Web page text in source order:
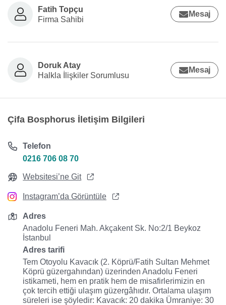
Fatih Topçu
Firma Sahibi
Mesaj
Doruk Atay
Halkla İlişkiler Sorumlusu
Mesaj
Çifa Bosphorus İletişim Bilgileri
Telefon
0216 706 08 70
Websitesi’ne Git
Instagram’da Görüntüle
Adres
Anadolu Feneri Mah. Akçakent Sk. No:2/1 Beykoz
İstanbul
Adres tarifi
Tem Otoyolu Kavacık (2. Köprü/Fatih Sultan Mehmet
Köprü güzergahından) üzerinden Anadolu Feneri
istikameti, hem en pratik hem de misafirlerimizin en
çok tercih ettiği ulaşım güzergâhıdır. Ortalama ulaşım
süreleri ise şöyledir: Kavacık: 20 dakika Ümraniye: 30